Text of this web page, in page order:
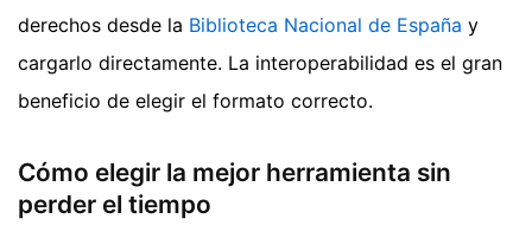
derechos desde la Biblioteca Nacional de España y
cargarlo directamente. La interoperabilidad es el gran
beneficio de elegir el formato correcto.
Cómo elegir la mejor herramienta sin
perder el tiempo